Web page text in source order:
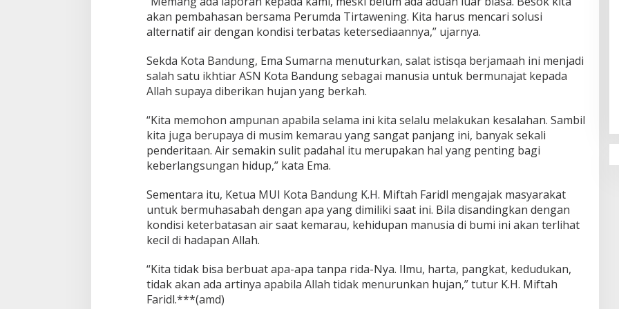
n
g
akan pembahasan bersama Perumda Tirtawening. Kita harus mencari solusi
alternatif air dengan kondisi terbatas ketersediaannya,” ujarnya.
Sekda Kota Bandung, Ema Sumarna menuturkan, salat istisqa berjamaah ini menjadi
salah satu ikhtiar ASN Kota Bandung sebagai manusia untuk bermunajat kepada
Allah supaya diberikan hujan yang berkah.
“Kita memohon ampunan apabila selama ini kita selalu melakukan kesalahan. Sambil
kita juga berupaya di musim kemarau yang sangat panjang ini, banyak sekali
penderitaan. Air semakin sulit padahal itu merupakan hal yang penting bagi
keberlangsungan hidup,” kata Ema.
Sementara itu, Ketua MUI Kota Bandung K.H. Miftah Faridl mengajak masyarakat
untuk bermuhasabah dengan apa yang dimiliki saat ini. Bila disandingkan dengan
kondisi keterbatasan air saat kemarau, kehidupan manusia di bumi ini akan terlihat
kecil di hadapan Allah.
“Kita tidak bisa berbuat apa-apa tanpa rida-Nya. Ilmu, harta, pangkat, kedudukan,
tidak akan ada artinya apabila Allah tidak menurunkan hujan,” tutur K.H. Miftah
Faridl.***(amd)
Penguatan Pendidikan Agama dan
Mempelajarinya